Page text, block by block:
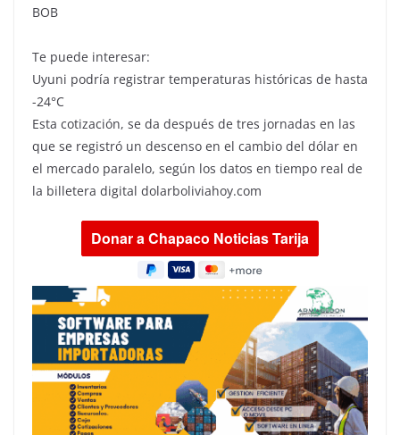
BOB
Te puede interesar:
Uyuni podría registrar temperaturas históricas de hasta
-24°C
Esta cotización, se da después de tres jornadas en las
que se registró un descenso en el cambio del dólar en
el mercado paralelo, según los datos en tiempo real de
la billetera digital dolarboliviahoy.com